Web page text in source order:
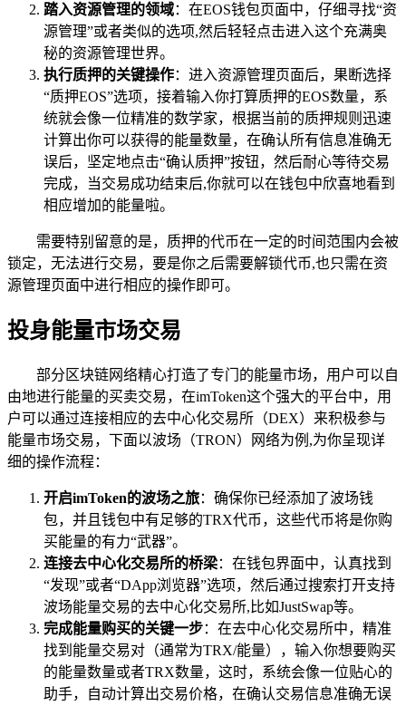
踏入资源管理的领域：在EOS钱包页面中，仔细寻找“资
源管理”或者类似的选项,然后轻轻点击进入这个充满奥
秘的资源管理世界。
执行质押的关键操作：进入资源管理页面后，果断选择
“质押EOS”选项，接着输入你打算质押的EOS数量，系
统就会像一位精准的数学家，根据当前的质押规则迅速
计算出你可以获得的能量数量，在确认所有信息准确无
误后，坚定地点击“确认质押”按钮，然后耐心等待交易
完成，当交易成功结束后,你就可以在钱包中欣喜地看到
相应增加的能量啦。
需要特别留意的是，质押的代币在一定的时间范围内会被
锁定，无法进行交易，要是你之后需要解锁代币,也只需在资
源管理页面中进行相应的操作即可。
投身能量市场交易
部分区块链网络精心打造了专门的能量市场，用户可以自
由地进行能量的买卖交易，在imToken这个强大的平台中，用
户可以通过连接相应的去中心化交易所（DEX）来积极参与
能量市场交易，下面以波场（TRON）网络为例,为你呈现详
细的操作流程：
开启imToken的波场之旅：确保你已经添加了波场钱
包，并且钱包中有足够的TRX代币，这些代币将是你购
买能量的有力“武器”。
连接去中心化交易所的桥梁：在钱包界面中，认真找到
“发现”或者“DApp浏览器”选项，然后通过搜索打开支持
波场能量交易的去中心化交易所,比如JustSwap等。
完成能量购买的关键一步：在去中心化交易所中，精准
找到能量交易对（通常为TRX/能量），输入你想要购买
的能量数量或者TRX数量，这时，系统会像一位贴心的
助手，自动计算出交易价格，在确认交易信息准确无误